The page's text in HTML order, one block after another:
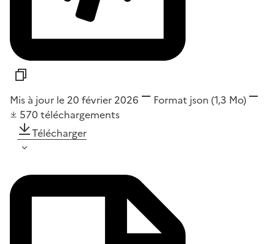
Mis à jour le 20 février 2026 Format json (1,3 Mo)
570 téléchargements
Télécharger